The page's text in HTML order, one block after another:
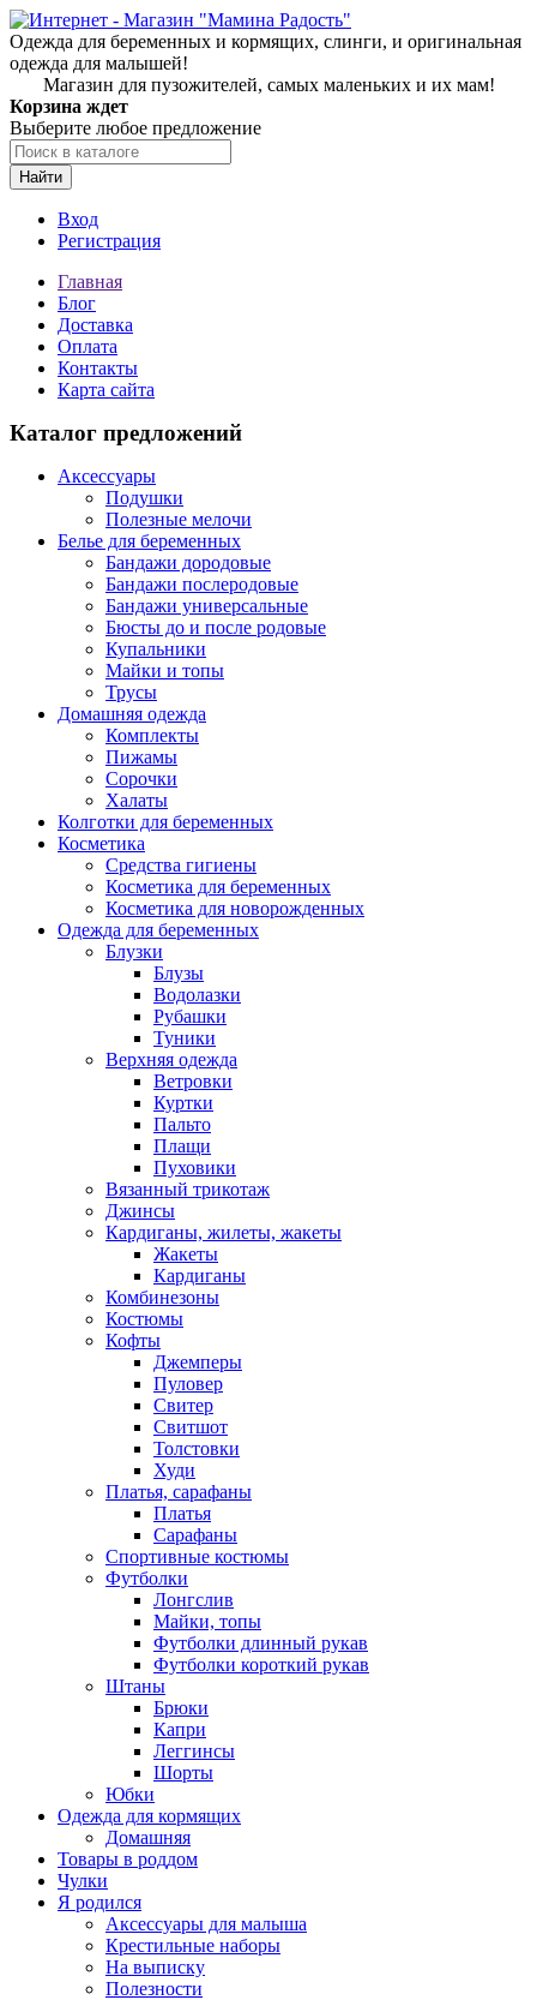
Одежда для беременных и кормящих, слинги, и оригинальная
одежда для малышей!
Магазин для пузожителей, самых маленьких и их мам!
Корзина ждет
Выберите любое предложение
Найти
Вход
Регистрация
Главная
Блог
Доставка
Оплата
Контакты
Карта сайта
Каталог предложений
Аксессуары
Подушки
Полезные мелочи
Белье для беременных
Бандажи дородовые
Бандажи послеродовые
Бандажи универсальные
Бюсты до и после родовые
Купальники
Майки и топы
Трусы
Домашняя одежда
Комплекты
Пижамы
Сорочки
Халаты
Колготки для беременных
Косметика
Cредства гигиены
Косметика для беременных
Косметика для новорожденных
Одежда для беременных
Блузки
Блузы
Водолазки
Рубашки
Туники
Верхняя одежда
Ветровки
Куртки
Пальто
Плащи
Пуховики
Вязанный трикотаж
Джинсы
Кардиганы, жилеты, жакеты
Жакеты
Кардиганы
Комбинезоны
Костюмы
Кофты
Джемперы
Пуловер
Свитер
Свитшот
Толстовки
Худи
Платья, сарафаны
Платья
Сарафаны
Спортивные костюмы
Футболки
Лонгслив
Майки, топы
Футболки длинный рукав
Футболки короткий рукав
Штаны
Брюки
Капри
Леггинсы
Шорты
Юбки
Одежда для кормящих
Домашняя
Товары в роддом
Чулки
Я родился
Аксессуары для малыша
Крестильные наборы
На выписку
Полезности